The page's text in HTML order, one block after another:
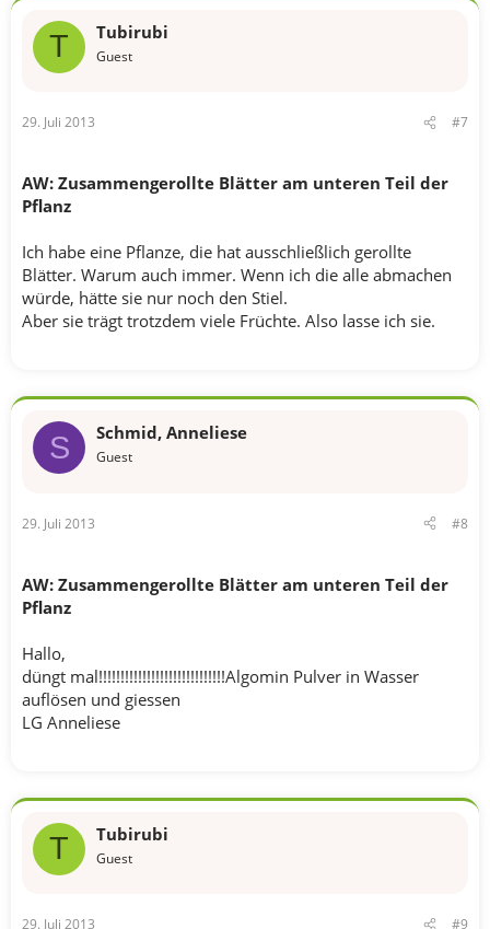
T Tubirubi
Guest
29. Juli 2013 #7
AW: Zusammengerollte Blätter am unteren Teil der
Pflanz
Ich habe eine Pflanze, die hat ausschließlich gerollte
Blätter. Warum auch immer. Wenn ich die alle abmachen
würde, hätte sie nur noch den Stiel.
Aber sie trägt trotzdem viele Früchte. Also lasse ich sie.
S Schmid, Anneliese
Guest
29. Juli 2013 #8
AW: Zusammengerollte Blätter am unteren Teil der
Pflanz
Hallo,
düngt mal!!!!!!!!!!!!!!!!!!!!!!!!!!!!!Algomin Pulver in Wasser
auflösen und giessen
LG Anneliese
T Tubirubi
Guest
29. Juli 2013 #9